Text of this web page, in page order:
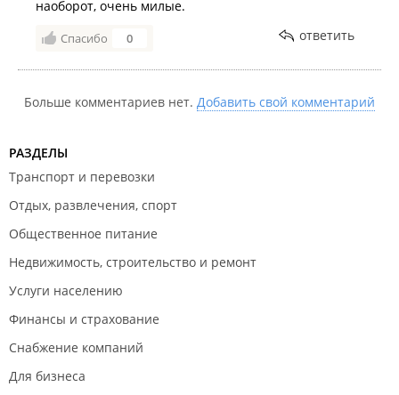
наоборот, очень милые.
Спасибо 0 ответить
Больше комментариев нет. Добавить свой комментарий
РАЗДЕЛЫ
Транспорт и перевозки
Отдых, развлечения, спорт
Общественное питание
Недвижимость, строительство и ремонт
Услуги населению
Финансы и страхование
Снабжение компаний
Для бизнеса